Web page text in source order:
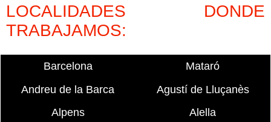
LOCALIDADES DONDE
TRABAJAMOS:
Barcelona
Mataró
Andreu de la Barca
Agustí de Lluçanès
Alpens
Alella